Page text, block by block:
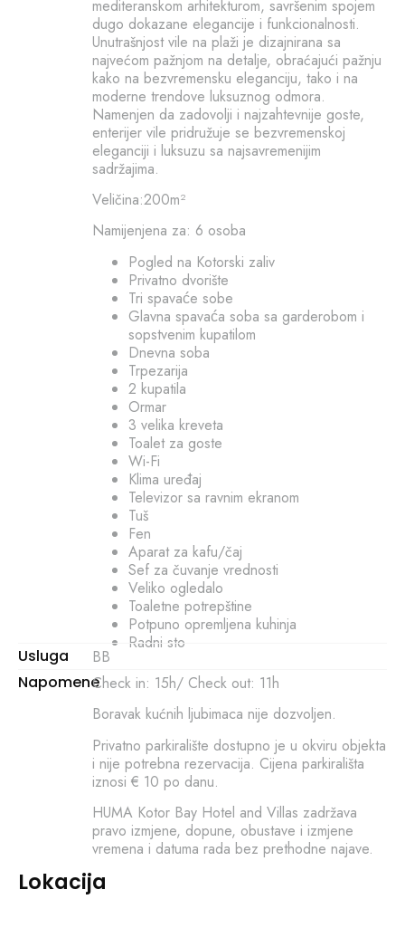
mediteranskom arhitekturom, savršenim spojem
dugo dokazane elegancije i funkcionalnosti.
Unutrašnjost vile na plaži je dizajnirana sa
najvećom pažnjom na detalje, obraćajući pažnju
kako na bezvremensku eleganciju, tako i na
moderne trendove luksuznog odmora.
Namenjen da zadovolji i najzahtevnije goste,
enterijer vile pridružuje se bezvremenskoj
eleganciji i luksuzu sa najsavremenijim
sadržajima.
Veličina:200m²
Namijenjena za: 6 osoba
Pogled na Kotorski zaliv
Privatno dvorište
Tri spavaće sobe
Glavna spavaća soba sa garderobom i
sopstvenim kupatilom
Dnevna soba
Trpezarija
2 kupatila
Ormar
3 velika kreveta
Toalet za goste
Wi-Fi
Klima uređaj
Televizor sa ravnim ekranom
Tuš
Fen
Aparat za kafu/čaj
Sef za čuvanje vrednosti
Veliko ogledalo
Toaletne potrepštine
Potpuno opremljena kuhinja
Radni sto
Usluga
BB
NapomeneCheck in: 15h/ Check out: 11h
Boravak kućnih ljubimaca nije dozvoljen.
Privatno parkiralište dostupno je u okviru objekta
i nije potrebna rezervacija. Cijena parkirališta
iznosi € 10 po danu.
HUMA Kotor Bay Hotel and Villas zadržava
pravo izmjene, dopune, obustave i izmjene
vremena i datuma rada bez prethodne najave.
Lokacija